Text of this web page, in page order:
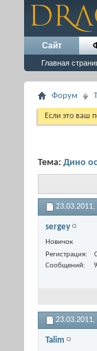
Сайт
Главная
Форум
Если это ваш
Тема: Дино
23.03.2011,
sergey
Новичок
Регистрация
Сообщений
23.03.2011,
Talim